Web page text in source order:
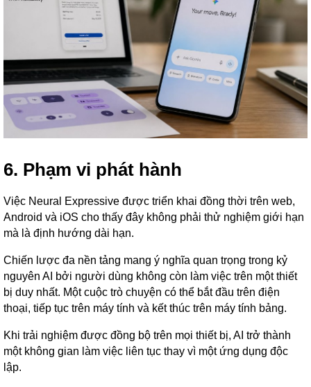
6. Phạm vi phát hành
Việc Neural Expressive được triển khai đồng thời trên web,
Android và iOS cho thấy đây không phải thử nghiệm giới hạn
mà là định hướng dài hạn.
Chiến lược đa nền tảng mang ý nghĩa quan trọng trong kỷ
nguyên AI bởi người dùng không còn làm việc trên một thiết
bị duy nhất. Một cuộc trò chuyện có thể bắt đầu trên điện
thoại, tiếp tục trên máy tính và kết thúc trên máy tính bảng.
Khi trải nghiệm được đồng bộ trên mọi thiết bị, AI trở thành
một không gian làm việc liên tục thay vì một ứng dụng độc
lập.